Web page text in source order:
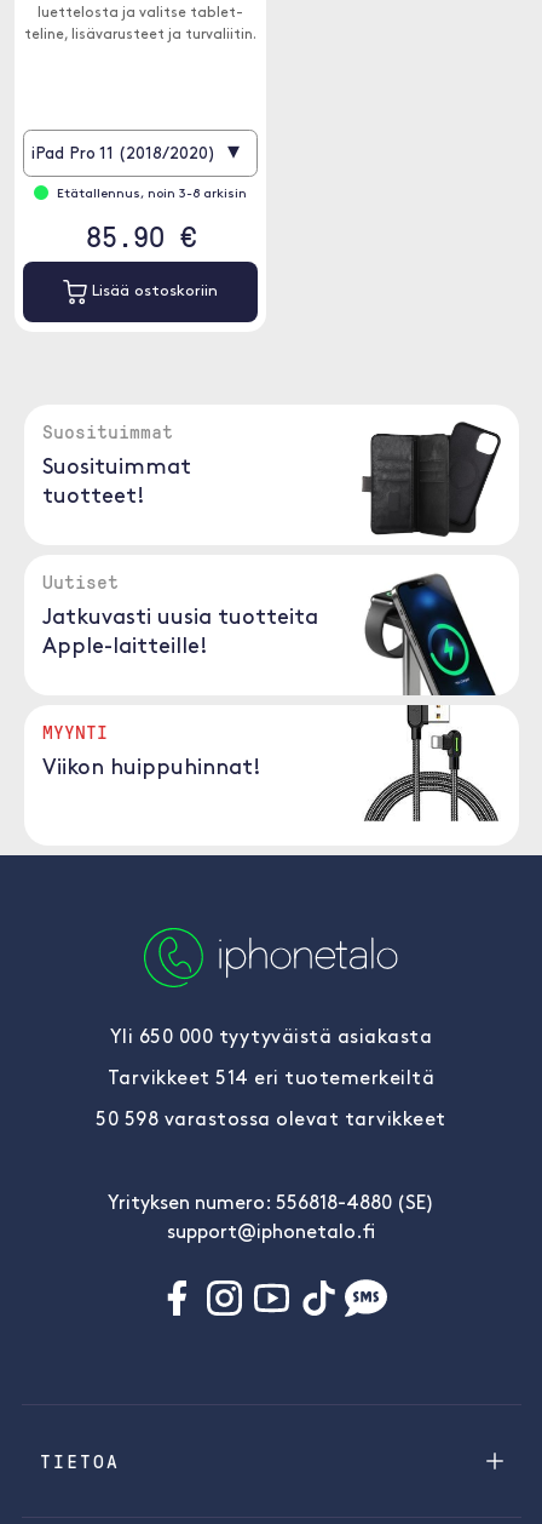
luettelosta ja valitse tablet-
teline, lisävarusteet ja turvaliitin.
iPad Pro 11 (2018/2020) ▾
Etätallennus, noin 3-8 arkisin
85.90 €
Lisää ostoskoriin
Suosituimmat
Suosituimmat
tuotteet!
Uutiset
Jatkuvasti uusia tuotteita
Apple-laitteille!
MYYNTI
Viikon huippuhinnat!
Yli 650 000 tyytyväistä asiakasta
Tarvikkeet 514 eri tuotemerkeiltä
50 598 varastossa olevat tarvikkeet
Yrityksen numero: 556818-4880 (SE)
support@iphonetalo.fi
TIETOA